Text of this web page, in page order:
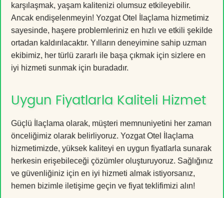
karşılaşmak, yaşam kalitenizi olumsuz etkileyebilir.
Ancak endişelenmeyin! Yozgat Otel İlaçlama hizmetimiz
sayesinde, haşere problemleriniz en hızlı ve etkili şekilde
ortadan kaldırılacaktır. Yılların deneyimine sahip uzman
ekibimiz, her türlü zararlı ile başa çıkmak için sizlere en
iyi hizmeti sunmak için buradadır.
Uygun Fiyatlarla Kaliteli Hizmet
Güçlü İlaçlama olarak, müşteri memnuniyetini her zaman
önceliğimiz olarak belirliyoruz. Yozgat Otel İlaçlama
hizmetimizde, yüksek kaliteyi en uygun fiyatlarla sunarak
herkesin erişebileceği çözümler oluşturuyoruz. Sağlığınız
ve güvenliğiniz için en iyi hizmeti almak istiyorsanız,
hemen bizimle iletişime geçin ve fiyat teklifimizi alın!